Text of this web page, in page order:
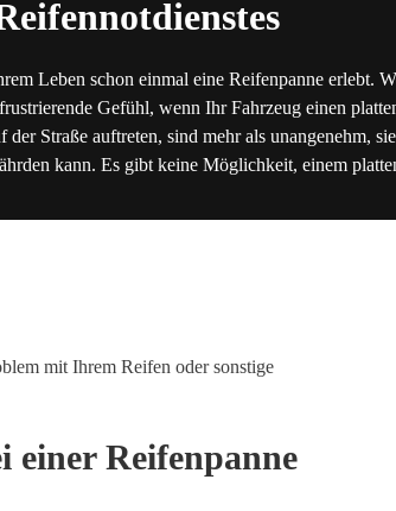
Leben schon einmal eine Reifenpanne erlebt.
Gefühl, wenn Ihr Fahrzeug einen
Straße auftreten, sind mehr als unangenehm,
kann. Es gibt keine Möglichkeit, einem
mit Ihrem Reifen oder sonstige
einer Reifenpanne